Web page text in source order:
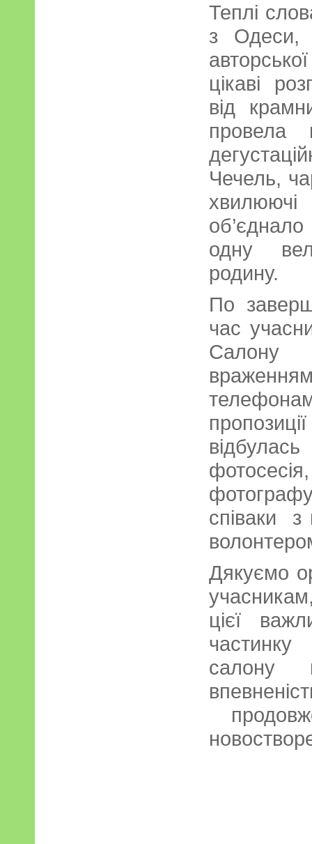
Теплі
з Одеси,
цікаві
від
провела
Чечель,
одну
родину.
По
час
Салону
співаки з
Дякуємо
цієї
частинку
салону